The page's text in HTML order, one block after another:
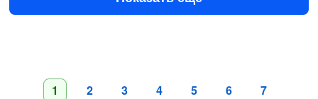
1 2 3 4 5 6 7